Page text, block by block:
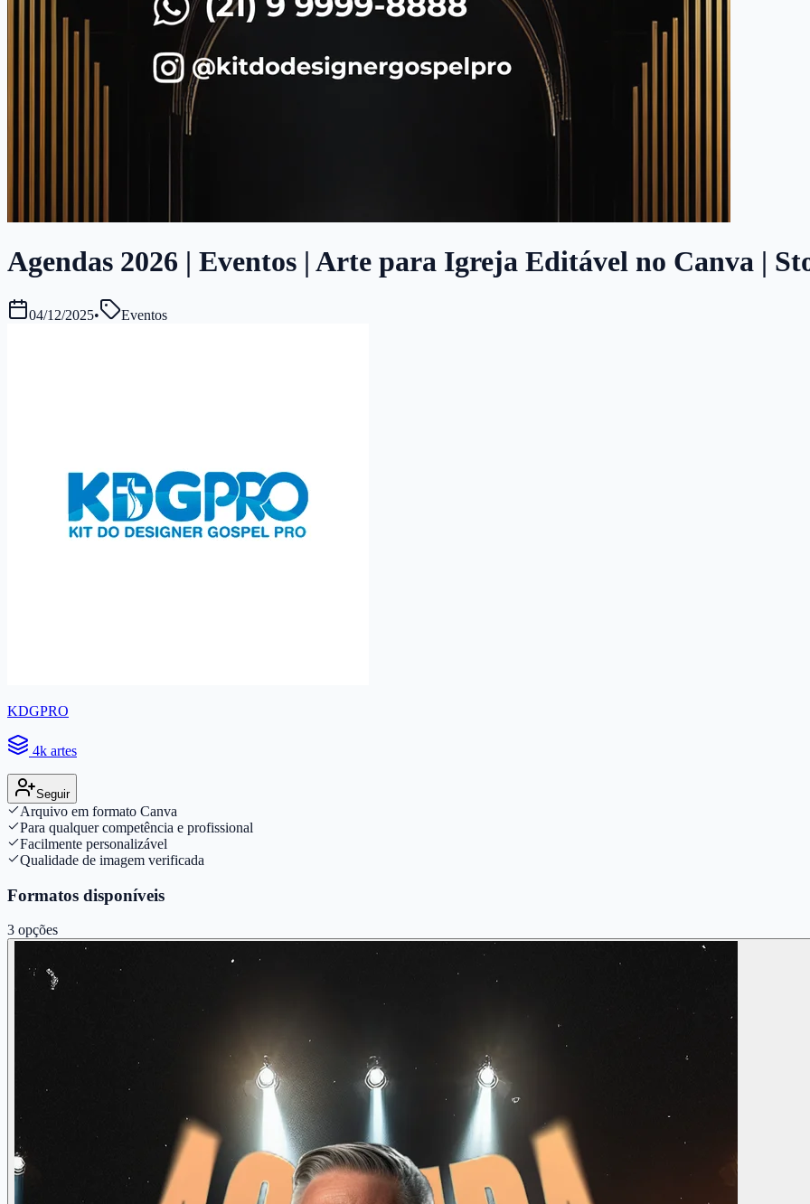
Agendas 2026 | Eventos | Arte para Igreja Editável no Canva |
04/12/2025• Eventos
KDGPRO
4k artes
Seguir
Arquivo em formato Canva
Para qualquer competência e profissional
Facilmente personalizável
Qualidade de imagem verificada
Formatos disponíveis
3 opções